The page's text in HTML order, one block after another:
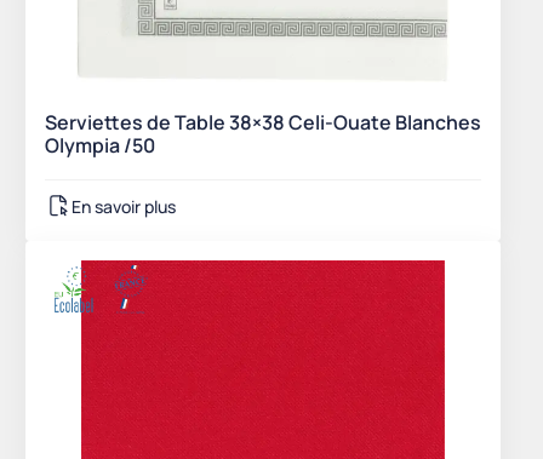
Serviettes de Table 38×38 Celi-Ouate Blanches
Olympia /50
En savoir plus